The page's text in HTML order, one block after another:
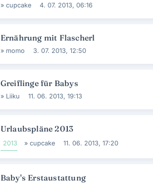
» cupcake 4. 07. 2013, 06:16
Ernährung mit Flascherl
» momo 3. 07. 2013, 12:50
Greiflinge für Babys
» Liiku 11. 06. 2013, 19:13
Urlaubspläne 2013
2013 » cupcake 11. 06. 2013, 17:20
Baby's Erstaustattung